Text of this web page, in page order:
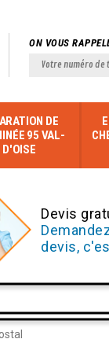
ON VOUS
DE
95 VAL-
D'OISE
Devis
devis,